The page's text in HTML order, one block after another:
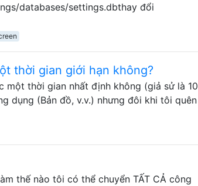
databases/settings.dbthay đổi
thời gian giới hạn không?
thời gian nhất định không (giả sử là 10
dụng (Bản đồ, v.v.) nhưng đôi khi tôi quên
thế nào tôi có thể chuyển TẤT CẢ công